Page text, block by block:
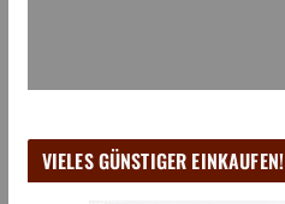
VIELES GÜNSTIGER EINKAUFEN!